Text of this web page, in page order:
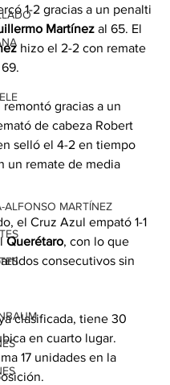
ALFONSO MARTÍNEZ
1-2 gracias a un penalti
Martínez al 65. El
hizo el 2-2 con remate
gracias a un
de cabeza Robert
selló el 4-2 en tiempo
un remate de media
el Cruz Azul empató 1-1
Querétaro, con lo que
consecutivos sin
clasificada, tiene 30
en cuarto lugar.
17 unidades en la